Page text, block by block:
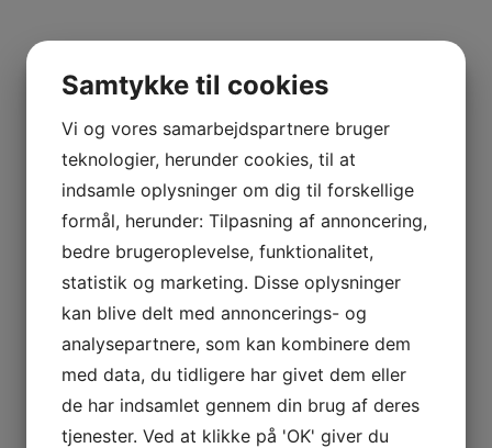
Samtykke til cookies
Vi og vores samarbejdspartnere bruger
teknologier, herunder cookies, til at
indsamle oplysninger om dig til forskellige
formål, herunder: Tilpasning af annoncering,
bedre brugeroplevelse, funktionalitet,
statistik og marketing. Disse oplysninger
kan blive delt med annoncerings- og
analysepartnere, som kan kombinere dem
med data, du tidligere har givet dem eller
de har indsamlet gennem din brug af deres
tjenester. Ved at klikke på 'OK' giver du